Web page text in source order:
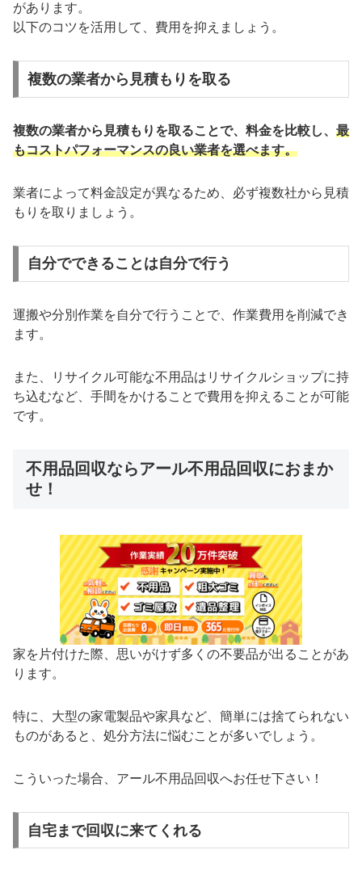
があります。
以下のコツを活用して、費用を抑えましょう。
複数の業者から見積もりを取る
複数の業者から見積もりを取ることで、料金を比較し、 最
もコストパフォーマンスの良い業者を選べます。
業者によって料金設定が異なるため、必ず複数社から見積
もりを取りましょう。
自分でできることは自分で行う
運搬や分別作業を自分で行うことで、作業費用を削減でき
ます。
また、リサイクル可能な不用品はリサイクルショップに持
ち込むなど、手間をかけることで費用を抑えることが可能
です。
不用品回収ならアール不用品回収におまか
せ！
家を片付けた際、思いがけず多くの不要品が出ることがあ
ります。
特に、大型の家電製品や家具など、簡単には捨てられない
ものがあると、処分方法に悩むことが多いでしょう。
こういった場合、アール不用品回収へお任せ下さい！
自宅まで回収に来てくれる